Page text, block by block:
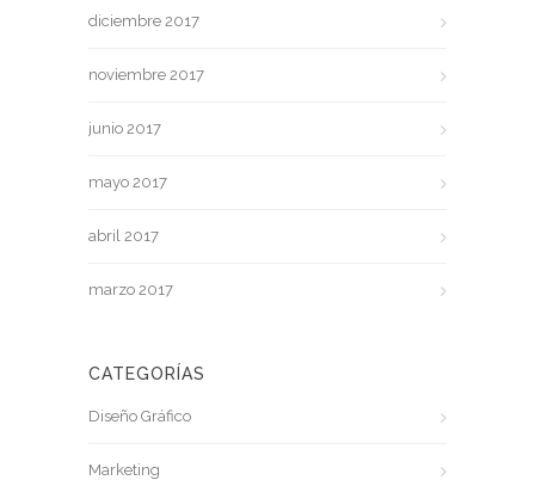
diciembre 2017
noviembre 2017
junio 2017
mayo 2017
abril 2017
marzo 2017
CATEGORÍAS
Diseño Gráfico
Marketing